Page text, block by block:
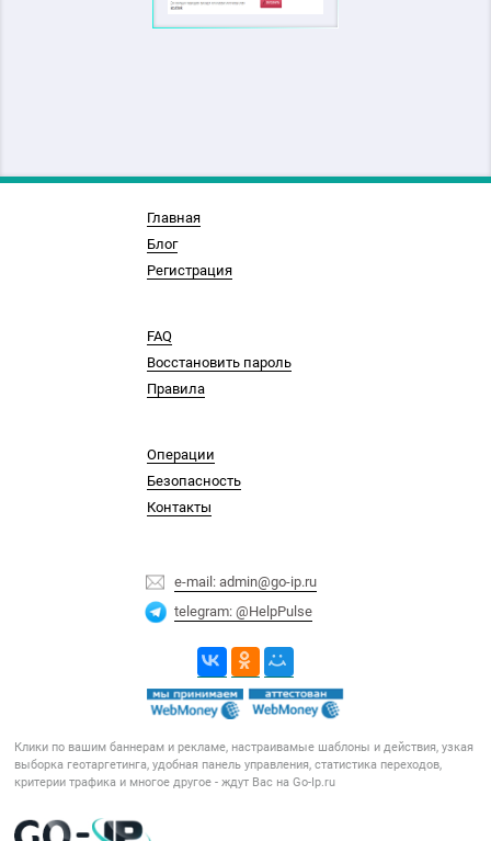
Главная
Блог
Регистрация
FAQ
Восстановить пароль
Правила
Операции
Безопасность
Контакты
e-mail: admin@go-ip.ru
telegram: @HelpPulse
Клики по вашим баннерам и рекламе, настраивамые шаблоны и действия, узкая
выборка геотаргетинга, удобная панель управления, статистика переходов,
критерии трафика и многое другое - ждут Вас на Go-Ip.ru